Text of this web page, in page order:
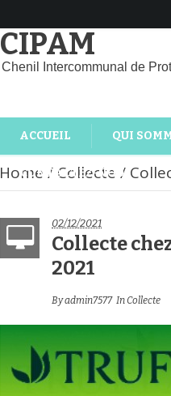
CIPAM
Chenil Intercommunal de
ACCUEIL QUI
CONTACTEZ-NOUS
Home / Collecte /
02/12/2021
Collecte
2021
Byadmin7577 InCollecte